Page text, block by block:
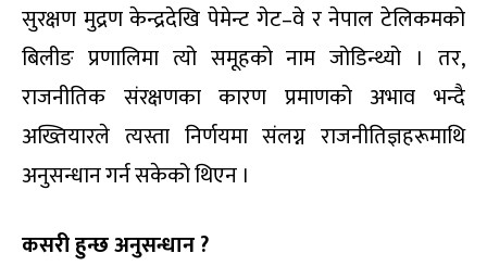
सुरक्षण मुद्रण केन्द्रदेखि पेमेन्ट गेट–वे र नेपाल टेलिकमको
बिलीङ प्रणालिमा त्यो समूहको नाम जोडिन्थ्यो । तर,
राजनीतिक संरक्षणका कारण प्रमाणको अभाव भन्दै
अख्तियारले त्यस्ता निर्णयमा संलग्न राजनीतिज्ञहरूमाथि
अनुसन्धान गर्न सकेको थिएन ।
कसरी हुन्छ अनुसन्धान ?